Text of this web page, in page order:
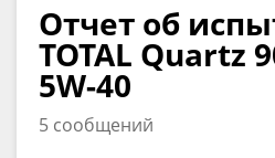
Отчет об
TOTAL Quartz
5W-40
5 сообщений